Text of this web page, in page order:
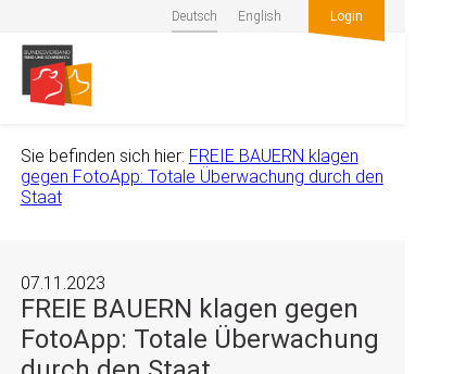
Deutsch English Login
Sie befinden sich hier: FREIE BAUERN klagen
gegen FotoApp: Totale Überwachung durch den
Staat
07.11.2023
FREIE BAUERN klagen gegen
FotoApp: Totale Überwachung